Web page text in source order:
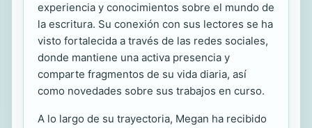
experiencia y conocimientos sobre el mundo de
la escritura. Su conexión con sus lectores se ha
visto fortalecida a través de las redes sociales,
donde mantiene una activa presencia y
comparte fragmentos de su vida diaria, así
como novedades sobre sus trabajos en curso.
A lo largo de su trayectoria, Megan ha recibido